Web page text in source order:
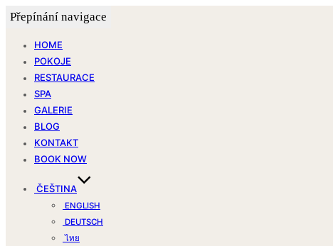
Přepínání navigace
HOME
POKOJE
RESTAURACE
SPA
GALERIE
BLOG
KONTAKT
BOOK NOW
ČEŠTINA
ENGLISH
DEUTSCH
ไทย